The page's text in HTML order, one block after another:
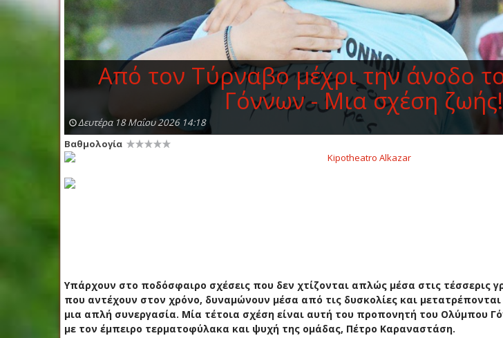
Από τον Τύρναβο μέχρι την άνοδο
Γόννων - Μια σχέση ζωής!
Δευτέρα 18 Μαΐου 2026 14:18
Βαθμολογία
Υπάρχουν στο ποδόσφαιρο σχέσεις που δεν χτίζονται απλώς μέσα στις τέσσερις
που αντέχουν στον χρόνο, δυναμώνουν μέσα από τις δυσκολίες και
μια απλή συνεργασία. Μία τέτοια σχέση είναι αυτή του προπονητή του Ολύμπου
με τον έμπειρο τερματοφύλακα και ψυχή της ομάδας, Πέτρο Καραναστάση.